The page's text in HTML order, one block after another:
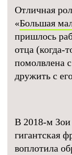
Отличная
«Большая
пришлось
отца (когда-
помолвлена
дружить с
В 2018-м Зои
гигантская
воплотила